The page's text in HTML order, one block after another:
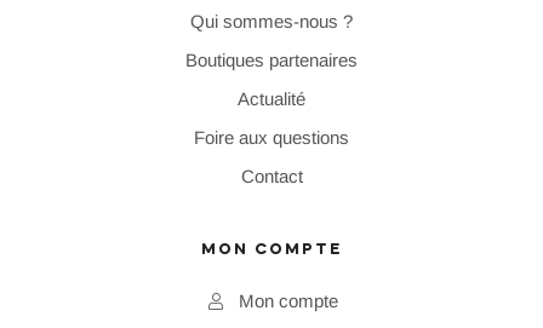
Qui sommes-nous ?
Boutiques partenaires
Actualité
Foire aux questions
Contact
MON COMPTE
Mon compte